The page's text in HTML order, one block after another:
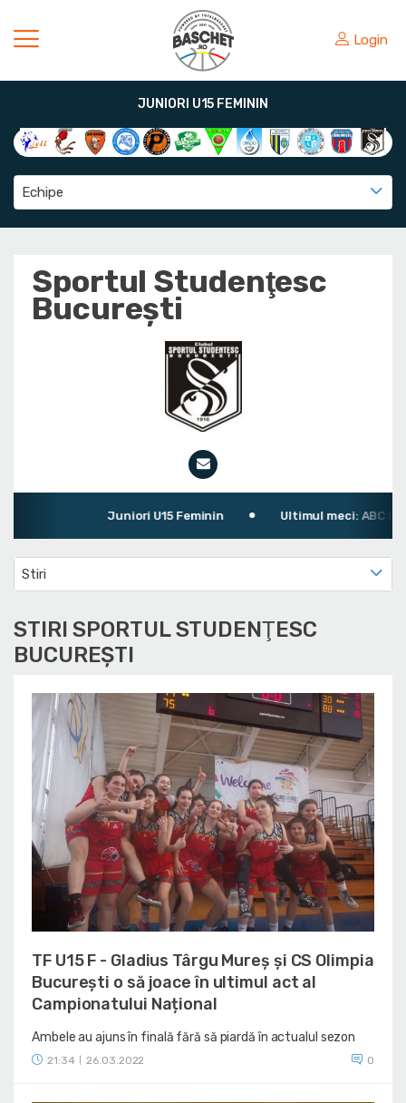
Login
JUNIORI U15 FEMININ
Echipe
Sportul Studenţesc
Bucureşti
Juniori U15 Feminin Ultimul meci: ABC Leii
Stiri
STIRI SPORTUL STUDENŢESC
BUCUREŞTI
TF U15 F - Gladius Târgu Mureș și CS Olimpia
București o să joace în ultimul act al
Campionatului Național
Ambele au ajuns în finală fără să piardă în actualul sezon
21:34 26.03.2022 0